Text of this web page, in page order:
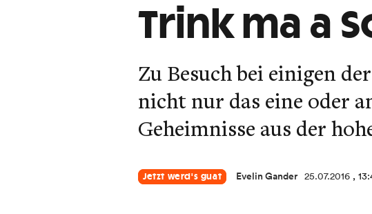
Trink ma a
Zu Besuch bei einigen
nicht nur das eine oder
Geheimnisse aus der
Jetzt werd's guat Evelin Gander 25.07.2016 ,